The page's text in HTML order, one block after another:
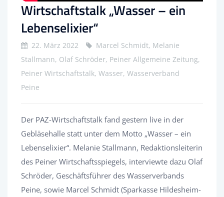
Wirtschaftstalk „Wasser – ein
Lebenselixier“
22. März 2022
Marcel Schmidt, Melanie
Stallmann, Olaf Schröder, Peiner Allgemeine Zeitung,
Peiner Wirtschaftstalk, Wasser, Wasserverband
Peine
Der PAZ-Wirtschaftstalk fand gestern live in der
Gebläsehalle statt unter dem Motto „Wasser – ein
Lebenselixier“. Melanie Stallmann, Redaktionsleiterin
des Peiner Wirtschaftsspiegels, interviewte dazu Olaf
Schröder, Geschäftsführer des Wasserverbands
Peine, sowie Marcel Schmidt (Sparkasse Hildesheim-